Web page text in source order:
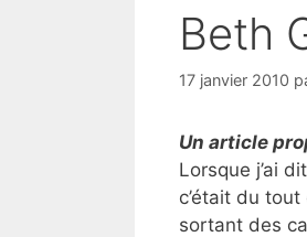
Beth
17 janvier 2010
Un article
Lorsque j’ai
c’était du
sortant des